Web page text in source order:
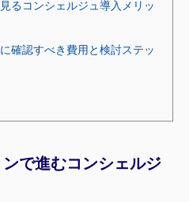
るコンシェルジュ導入メリッ
確認すべき費用と検討ステッ
で進むコンシェルジ